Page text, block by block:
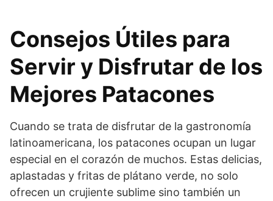
Consejos Útiles para
Servir y Disfrutar de los
Mejores Patacones
Cuando se trata de disfrutar de la gastronomía
latinoamericana, los patacones ocupan un lugar
especial en el corazón de muchos. Estas delicias,
aplastadas y fritas de plátano verde, no solo
ofrecen un crujiente sublime sino también un